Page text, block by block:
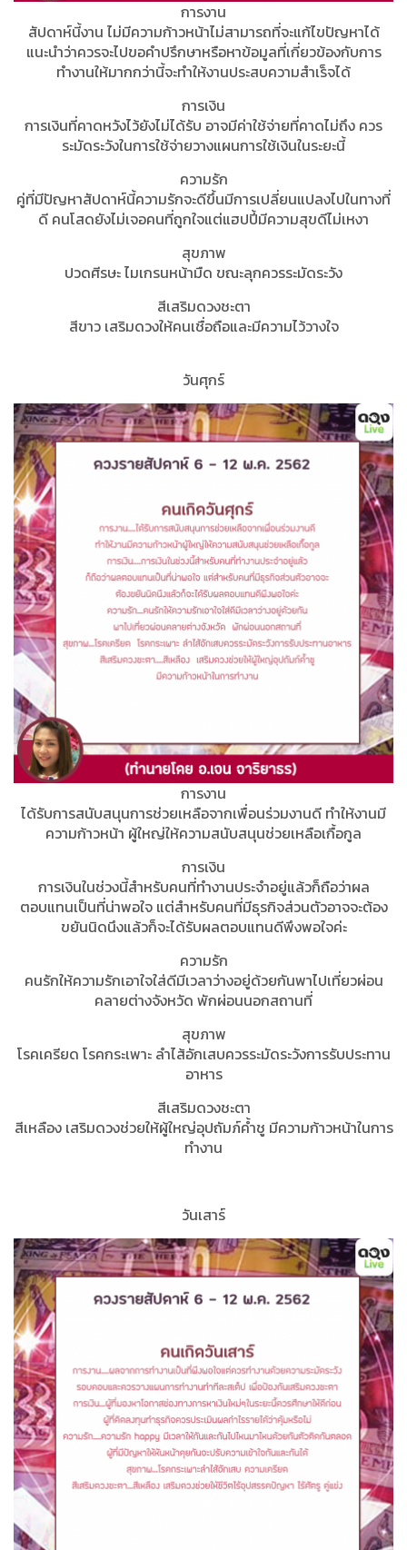
การงาน
สัปดาห์นี้งาน ไม่มีความก้าวหน้าไม่สามารถที่จะแก้ไขปัญหาได้
แนะนำว่าควรจะไปขอคำปรึกษาหรือหาข้อมูลที่เกี่ยวข้องกับการ
ทำงานให้มากกว่านี้จะทำให้งานประสบความสำเร็จได้
การเงิน
การเงินที่คาดหวังไว้ยังไม่ได้รับ อาจมีค่าใช้จ่ายที่คาดไม่ถึง ควร
ระมัดระวังในการใช้จ่ายวางแผนการใช้เงินในระยะนี้
ความรัก
คู่ที่มีปัญหาสัปดาห์นี้ความรักจะดีขึ้นมีการเปลี่ยนแปลงไปในทางที่
ดี คนโสดยังไม่เจอคนที่ถูกใจแต่แฮปปี้มีความสุขดีไม่เหงา
สุขภาพ
ปวดศีรษะ ไมเกรนหน้ามืด ขณะลุกควรระมัดระวัง
สีเสริมดวงชะตา
สีขาว เสริมดวงให้คนเชื่อถือและมีความไว้วางใจ
วันศุกร์
การงาน
ได้รับการสนับสนุนการช่วยเหลือจากเพื่อนร่วมงานดี ทำให้งานมี
ความก้าวหน้า ผู้ใหญ่ให้ความสนับสนุนช่วยเหลือเกื้อกูล
การเงิน
การเงินในช่วงนี้สำหรับคนที่ทำงานประจำอยู่แล้วก็ถือว่าผล
ตอบแทนเป็นที่น่าพอใจ แต่สำหรับคนที่มีธุรกิจส่วนตัวอาจจะต้อง
ขยันนิดนึงแล้วก็จะได้รับผลตอบแทนดีพึงพอใจค่ะ
ความรัก
คนรักให้ความรักเอาใจใส่ดีมีเวลาว่างอยู่ด้วยกันพาไปเที่ยวผ่อน
คลายต่างจังหวัด พักผ่อนนอกสถานที่
สุขภาพ
โรคเครียด โรคกระเพาะ ลำไส้อักเสบควรระมัดระวังการรับประทาน
อาหาร
สีเสริมดวงชะตา
สีเหลือง เสริมดวงช่วยให้ผู้ใหญ่อุปถัมภ์ค้ำชู มีความก้าวหน้าในการ
ทำงาน
วันเสาร์